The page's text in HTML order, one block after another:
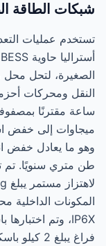
شبكات الطاقة
تستخدم عمليات
الصغيرة، لتحل
طن متري سنويًا. تم
المكونات الداخلية
فراغ يبلغ